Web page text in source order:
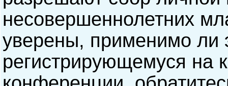
несовершеннолетних
уверены, применимо ли
регистрирующемуся на